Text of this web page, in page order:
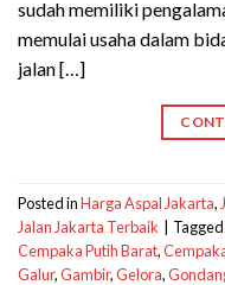
sudah memiliki
memulai usaha dalam
jalan […]
Posted inHarga Aspal Jakarta,
Jalan Jakarta Terbaik
Tagged
Cempaka Putih Barat,
Galur,Gambir,Gelora,